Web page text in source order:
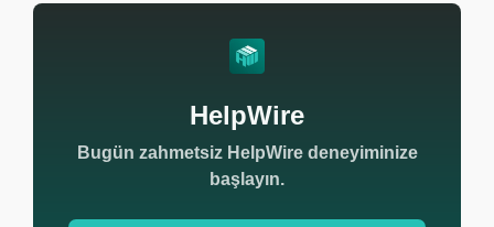
HelpWire
Bugün zahmetsiz HelpWire deneyiminize
başlayın.